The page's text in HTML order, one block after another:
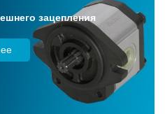
зацепления